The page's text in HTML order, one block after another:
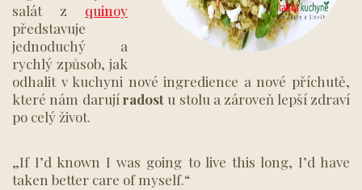
salát z quinoy
představuje
jednoduchý a
rychlý způsob, jak
odhalit v kuchyni nové ingredience a nové příchutě,
které nám darujíradost u stolu a zároveň lepší zdraví
po celý život.
„If I’d known I was going to live this long, I’d have
taken better care of myself.“